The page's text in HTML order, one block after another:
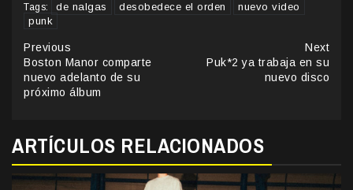
Tags: de nalgas desobedece el orden
nuevo video
punk
Continue
Reading
Previous
Boston Manor comparte
nuevo adelanto de su
próximo álbum
Next
Puk*2 ya trabaja en su
nuevo disco
ARTÍCULOS RELACIONADOS